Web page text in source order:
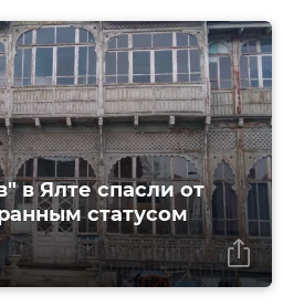
в Ялте спасли от
статусом